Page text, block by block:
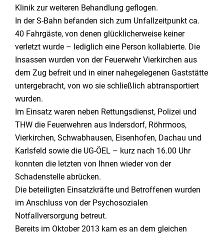
Klinik zur weiteren Behandlung geflogen.
In der S-Bahn befanden sich zum Unfallzeitpunkt ca.
40 Fahrgäste, von denen glücklicherweise keiner
verletzt wurde – lediglich eine Person kollabierte. Die
Insassen wurden von der Feuerwehr Vierkirchen aus
dem Zug befreit und in einer nahegelegenen Gaststätte
untergebracht, von wo sie schließlich abtransportiert
wurden.
Im Einsatz waren neben Rettungsdienst, Polizei und
THW die Feuerwehren aus Indersdorf, Röhrmoos,
Vierkirchen, Schwabhausen, Eisenhofen, Dachau und
Karlsfeld sowie die UG-ÖEL – kurz nach 16.00 Uhr
konnten die letzten von Ihnen wieder von der
Schadenstelle abrücken.
Die beteiligten Einsatzkräfte und Betroffenen wurden
im Anschluss von der Psychosozialen
Notfallversorgung betreut.
Bereits im Oktober 2013 kam es an dem gleichen